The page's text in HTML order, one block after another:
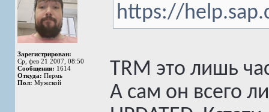
Зарегистрирован:
Ср, фев 21 2007, 08:50
Сообщения: 1614
Откуда: Пермь
Пол: Мужской
https://
TRM это лишь
А сам он всего